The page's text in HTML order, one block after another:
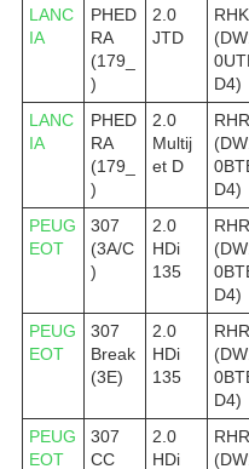
LANC
IA
PHED
RA
(179_
)
2.0
JTD
RHK
D4)
LANC
IA
PHED
RA
(179_
)
2.0
Multij
et D
RHR
D4)
PEUG
EOT
307
(3A/C
)
2.0
HDi
135
RHR
D4)
PEUG
EOT
307
Break
(3E)
2.0
HDi
135
RHR
D4)
PEUG
EOT
307
CC
2.0
HDi
RHR